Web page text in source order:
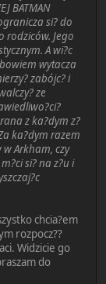
BATMAN
si? do
rodziców. Jego
A wi?c
wytacza
zabójc? i
ze
z ka?dym z?
ka?dym razem
Arkham, czy
si? na z?u i
chcia?em
rozpocz??
Widzicie go
do